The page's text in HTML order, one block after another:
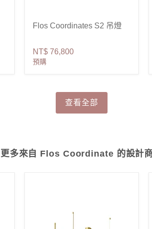
Flos Coordinates S2 吊燈
NT$ 76,800
預購
查看全部
更多來自 Flos Coordinate 的設計